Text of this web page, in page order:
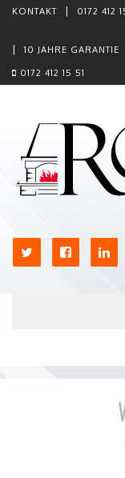
KONTAKT
0172 412
10 JAHRE GARANTIE
0172 412 15 51